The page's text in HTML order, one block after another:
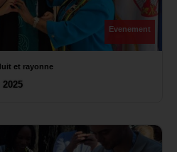
Evenement
et rayonne
2025